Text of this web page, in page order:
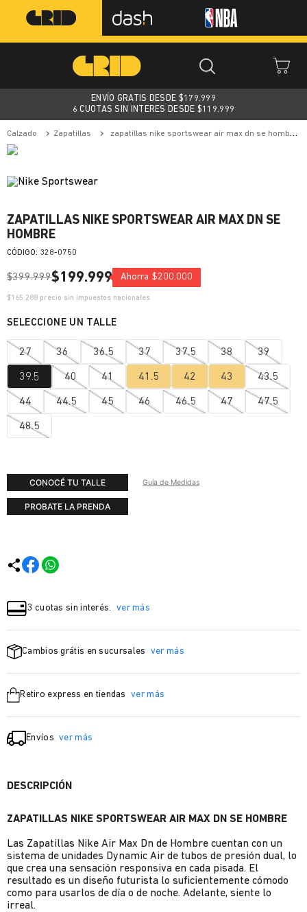
ENVÍO GRATIS DESDE $179.999
6 CUOTAS SIN INTERES DESDE $119.999
calzado zapatillas zapatillas nike sportswear air max dn se hombre
ZAPATILLAS NIKE SPORTSWEAR AIR MAX DN SE
HOMBRE
: 328-0750
$399.999$199.999 Ahorra $200.000
$165.288 precio sin impuestos nacionales
27 36 36.5 37 37.5 38 39
39.5 40 41 41.5 42 43 43.5
44 44.5 45 46 46.5 47 47.5
48.5
CONOCÉ TU TALLE Guía de Medidas
PROBATE LA PRENDA
3 cuotas sin interés. ver más
Cambios grátis en sucursales ver más
Retiro express en tiendas ver más
Envíos ver más
DESCRIPCIÓN
ZAPATILLAS NIKE SPORTSWEAR AIR MAX DN SE HOMBRE
Las Zapatillas Nike Air Max Dn de Hombre cuentan con un
sistema de unidades Dynamic Air de tubos de presión dual, lo
que crea una sensación responsiva en cada pisada. El
resultado es un diseño futurista lo suficientemente cómodo
como para usarlos de día o de noche. Adelante, siente lo
irreal.